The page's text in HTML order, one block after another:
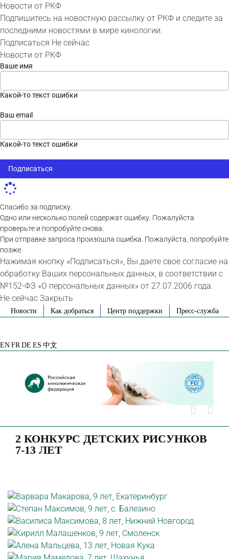
Новости от РКФ
Подпишитесь на новостную рассылку от РКФ и следите за
последними новостями в мире кинологии.
Подписаться Не сейчас
Новости от РКФ
Ваше имя
Какой-то текст ошибки
Ваш email
Какой-то текст ошибки
Подписаться
Спасибо за подписку.
Одно или несколько полей содержат ошибку. Пожалуйста
проверьте и попробуйте снова.
При отправке запроса произошла ошибка. Пожалуйста, попробуйте
позже.
Нажимая кнопку «Подписаться», Вы даете свое согласие на
обработку Ваших персональных данных, в соответствии с
№152-ФЗ «О персональных данных» от 27.07.2006 года.
Не сейчас Закрыть
SkipНовости Как добраться Центр поддержки Пресс-служба
EN FR DE ES 中文
2 КОНКУРС ДЕТСКИХ РИСУНКОВ
7-13 ЛЕТ